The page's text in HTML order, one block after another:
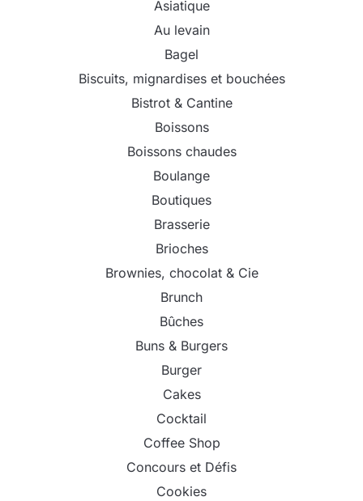
Asiatique
Au levain
Bagel
Biscuits, mignardises et bouchées
Bistrot & Cantine
Boissons
Boissons chaudes
Boulange
Boutiques
Brasserie
Brioches
Brownies, chocolat & Cie
Brunch
Bûches
Buns & Burgers
Burger
Cakes
Cocktail
Coffee Shop
Concours et Défis
Cookies